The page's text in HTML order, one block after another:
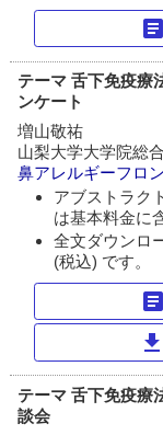
article
テーマ 舌下免疫療
ンケート
増山敬祐
山梨大学大学院総
鼻アレルギーフロ
アブストラク
は基本料金に
全文ダウンロ
(税込) です。
article
download
テーマ 舌下免疫療
談会